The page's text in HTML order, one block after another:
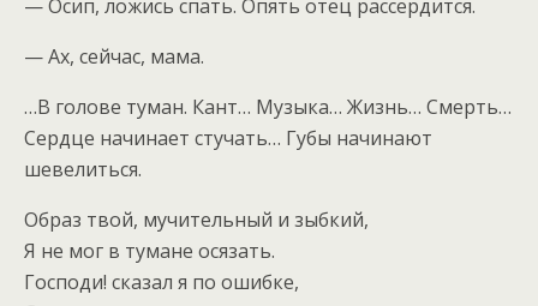
— Осип, ложись спать. Опять отец рассердится.
— Ах, сейчас, мама.
…В голове туман. Кант… Музыка… Жизнь… Смерть…
Сердце начинает стучать… Губы начинают
шевелиться.
Образ твой, мучительный и зыбкий,
Я не мог в тумане осязать.
Господи! сказал я по ошибке,